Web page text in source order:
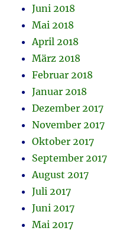
Juni 2018
Mai 2018
April 2018
März 2018
Februar 2018
Januar 2018
Dezember 2017
November 2017
Oktober 2017
September 2017
August 2017
Juli 2017
Juni 2017
Mai 2017